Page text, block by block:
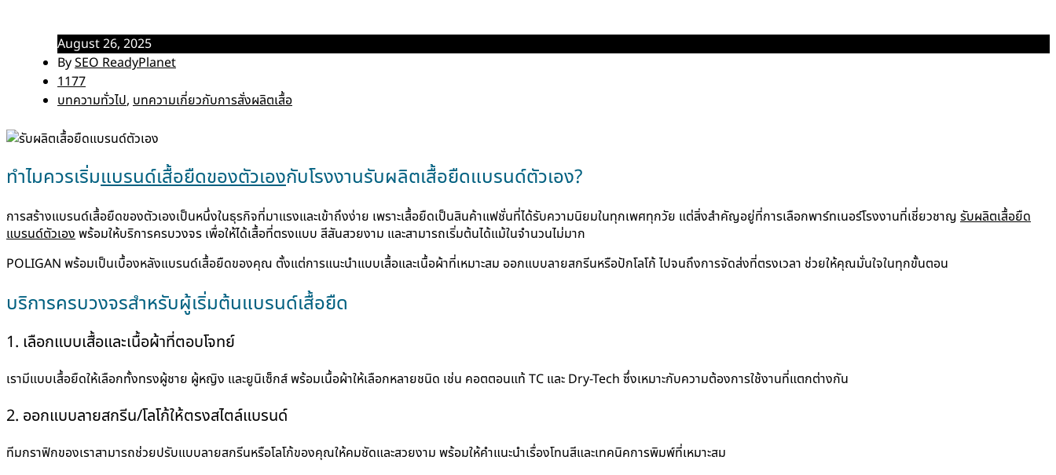
August 26, 2025
BySEO ReadyPlanet
1177
บทความทั่วไป, บทความเกี่ยวกับการสั่งผลิตเสื้อ
ทำไมควรเริ่มแบรนด์เสื้อยืดของตัวเองกับโรงงานรับผลิตเสื้อยืดแบรนด์ตัวเอง?
การสร้างแบรนด์เสื้อยืดของตัวเองเป็นหนึ่งในธุรกิจที่มาแรงและเข้าถึงง่าย เพราะเสื้อยืดเป็นสินค้าแฟชั่นที่ได้รับความนิยมในทุกเพศทุกวัย แต่สิ่งสำคัญอยู่ที่การเลือกพาร์ทเนอร์โรงงานที่เชี่ยวชาญ รับผลิตเสื้อยืด
แบรนด์ตัวเอง พร้อมให้บริการครบวงจร เพื่อให้ได้เสื้อที่ตรงแบบ สีสันสวยงาม และสามารถเริ่มต้นได้แม้ในจำนวนไม่มาก
POLIGAN พร้อมเป็นเบื้องหลังแบรนด์เสื้อยืดของคุณ ตั้งแต่การแนะนำแบบเสื้อและเนื้อผ้าที่เหมาะสม ออกแบบลายสกรีนหรือปักโลโก้ ไปจนถึงการจัดส่งที่ตรงเวลา ช่วยให้คุณมั่นใจในทุกขั้นตอน
บริการครบวงจรสำหรับผู้เริ่มต้นแบรนด์เสื้อยืด
1. เลือกแบบเสื้อและเนื้อผ้าที่ตอบโจทย์
เรามีแบบเสื้อยืดให้เลือกทั้งทรงผู้ชาย ผู้หญิง และยูนิเซ็กส์ พร้อมเนื้อผ้าให้เลือกหลายชนิด เช่น คอตตอนแท้ TC และ Dry-Tech ซึ่งเหมาะกับความต้องการใช้งานที่แตกต่างกัน
2. ออกแบบลายสกรีน/โลโก้ให้ตรงสไตล์แบรนด์
ทีมกราฟิกของเราสามารถช่วยปรับแบบลายสกรีนหรือโลโก้ของคุณให้คมชัดและสวยงาม พร้อมให้คำแนะนำเรื่องโทนสีและเทคนิคการพิมพ์ที่เหมาะสม